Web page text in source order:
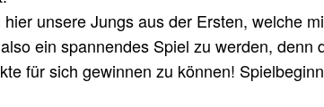
unsere Jungs aus der Ersten, welche
ein spannendes Spiel zu werden,
für sich gewinnen zu können!